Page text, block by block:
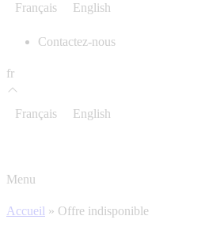
Français English
Contactez-nous
fr
Français English
Menu
Accueil » Offre indisponible